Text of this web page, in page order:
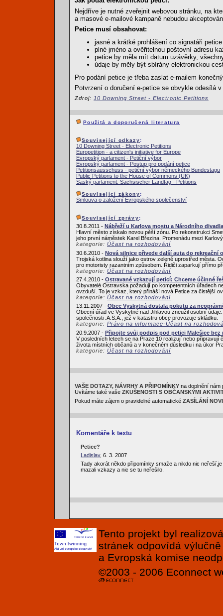
Nejdříve je nutné zveřejnit webovou stránku, na
a masové e-mailové kampaně nebudou
Petice musí obsahovat:
jasné a krátké prohlášení co signatáři
plné jméno a ověřitelnou poštovní adresu
petice by měla mít datum uzávěrky,
údaje by měly být sbírány elektronickou
Pro podání petice je třeba zaslat e-mailem
Potvrzení o doručení e-petice se obvykle odesílá
Zdroj: 10 Downing Street - Electronic Petitions
Použitá a doporučená literatura
Související odkazy:
10 Downing Street - Electronic Petitions
Europetition - a citizen's initiative for Europe
Evropský parlament - Petiční výbor
Evropský parlament - Postup pro podání petice
Petitionsausschuss - petiční výbor německého Bundestagu
Public Petitions to the House of Commons (UK)
Saský parlament: Sächsischer Landtag - Petitions
Související zákony:
Smlouva o založení Evropského společenství
Související zprávy:
30.8.2011 - Nábřeží u Karlova mostu a Národního
Hlavní město získalo novou pěší zónu. Po rekonstrukci
jeho první náměstek Karel Březina. Promenádu mezi
kategorie: Účast na rozhodování
30.6.2010 - Nová silnice přivede další auta do rekreační
Trojská kotlina slouží jako ostrov zeleně uprostřed města.
pro motoristy razantním způsobem. Řidiči zaparkují přímo
kategorie: Účast na rozhodování
27.4.2010 - Ostravané vzkazují peticí: Chceme účinné
Obyvatelé Ostravska požadují po kompetentních úřadech
ovzduší. To je vzkaz, který přináší nová Petice za čistější
kategorie: Účast na rozhodování
13.11.2007 - Obec Vyskytná dostala pokutu za
Obecní úřad ve Vyskytné nad Jihlavou zneužil osobní
společnosti .A.S.A., jež v katastru obce provozuje skládku.
kategorie: Právo na informace-Účast na
20.9.2007 - Připojte svůj podpis pod petici Malešice bez
V posledních letech se na Praze 10 realizují nebo
života místních občanů a v konečném důsledku i na úkor
kategorie: Účast na rozhodování
VAŠE DOTAZY, NÁVRHY A PŘIPOMÍNKY na doplnění
Uvítáme také vaše ZKUŠENOSTI S OBČANSKÝMI
Pokud máte zájem o pravidelné automatické ZASÍLÁNÍ
Komentáře k textu
Petice?
Ladislav, 6. 3. 2007
Tady akorát někdo připomínky smaže a nikdo nic
mazali vzkazy a nic se tu neřešilo.
Tento projekt byl
stránek odpovídá
a Evropská komise
©2003 - 2006 Econnect